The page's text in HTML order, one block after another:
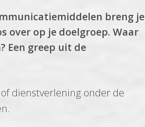
breng je
over op je doelgroep. Waar
Een greep uit de
dienstverlening onder de